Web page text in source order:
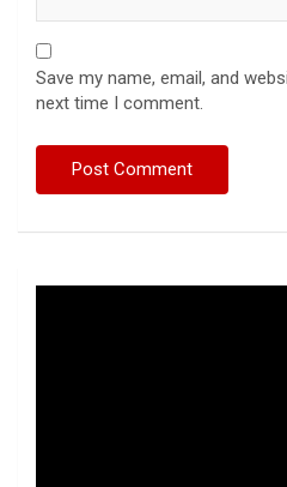
Save my name, email, and
next time I comment.